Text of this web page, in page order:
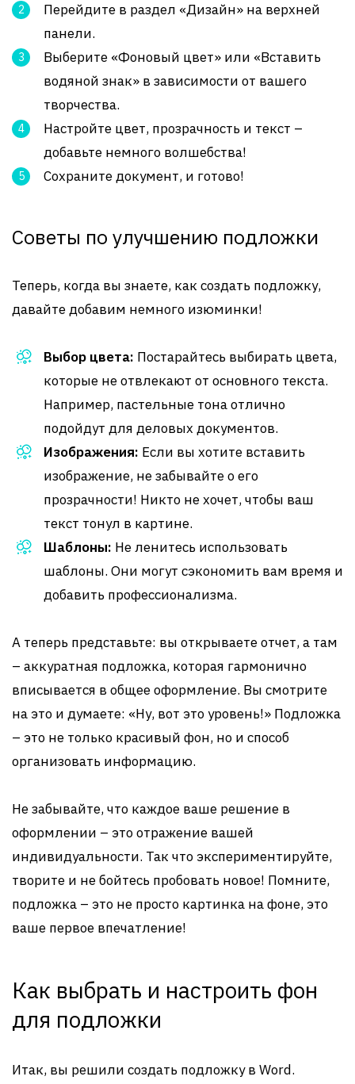
Перейдите в раздел «Дизайн» на верхней
панели.
Выберите «Фоновый цвет» или «Вставить
водяной знак» в зависимости от вашего
творчества.
Настройте цвет, прозрачность и текст –
добавьте немного волшебства!
Сохраните документ, и готово!
Советы по улучшению подложки
Теперь, когда вы знаете, как создать подложку,
давайте добавим немного изюминки!
Выбор цвета: Постарайтесь выбирать цвета,
которые не отвлекают от основного текста.
Например, пастельные тона отлично
подойдут для деловых документов.
Изображения: Если вы хотите вставить
изображение, не забывайте о его
прозрачности! Никто не хочет, чтобы ваш
текст тонул в картине.
Шаблоны: Не ленитесь использовать
шаблоны. Они могут сэкономить вам время и
добавить профессионализма.
А теперь представьте: вы открываете отчет, а там
– аккуратная подложка, которая гармонично
вписывается в общее оформление. Вы смотрите
на это и думаете: «Ну, вот это уровень!» Подложка
– это не только красивый фон, но и способ
организовать информацию.
Не забывайте, что каждое ваше решение в
оформлении – это отражение вашей
индивидуальности. Так что экспериментируйте,
творите и не бойтесь пробовать новое! Помните,
подложка – это не просто картинка на фоне, это
ваше первое впечатление!
Как выбрать и настроить фон
для подложки
Итак, вы решили создать подложку в Word.